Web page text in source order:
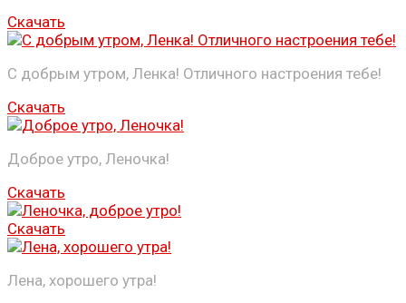
Скачать
С добрым утром, Ленка! Отличного настроения тебе!
Скачать
Доброе утро, Леночка!
Скачать
Скачать
Лена, хорошего утра!